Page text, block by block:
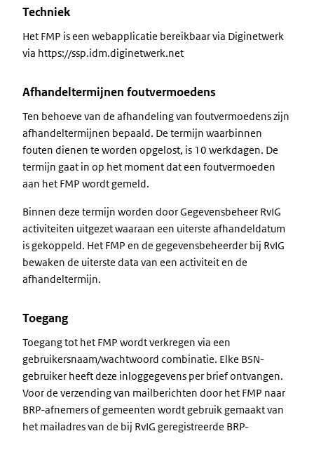
Techniek
Het FMP is een webapplicatie bereikbaar via Diginetwerk
via https://ssp.idm.diginetwerk.net
Afhandeltermijnen foutvermoedens
Ten behoeve van de afhandeling van foutvermoedens zijn
afhandeltermijnen bepaald. De termijn waarbinnen
fouten dienen te worden opgelost, is 10 werkdagen. De
termijn gaat in op het moment dat een foutvermoeden
aan het FMP wordt gemeld.
Binnen deze termijn worden door Gegevensbeheer RvIG
activiteiten uitgezet waaraan een uiterste afhandeldatum
is gekoppeld. Het FMP en de gegevensbeheerder bij RvIG
bewaken de uiterste data van een activiteit en de
afhandeltermijn.
Toegang
Toegang tot het FMP wordt verkregen via een
gebruikersnaam/wachtwoord combinatie. Elke BSN-
gebruiker heeft deze inloggegevens per brief ontvangen.
Voor de verzending van mailberichten door het FMP naar
BRP-afnemers of gemeenten wordt gebruik gemaakt van
het mailadres van de bij RvIG geregistreerde BRP-